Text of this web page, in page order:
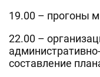
19.00 – прогоны
22.00 –
составление